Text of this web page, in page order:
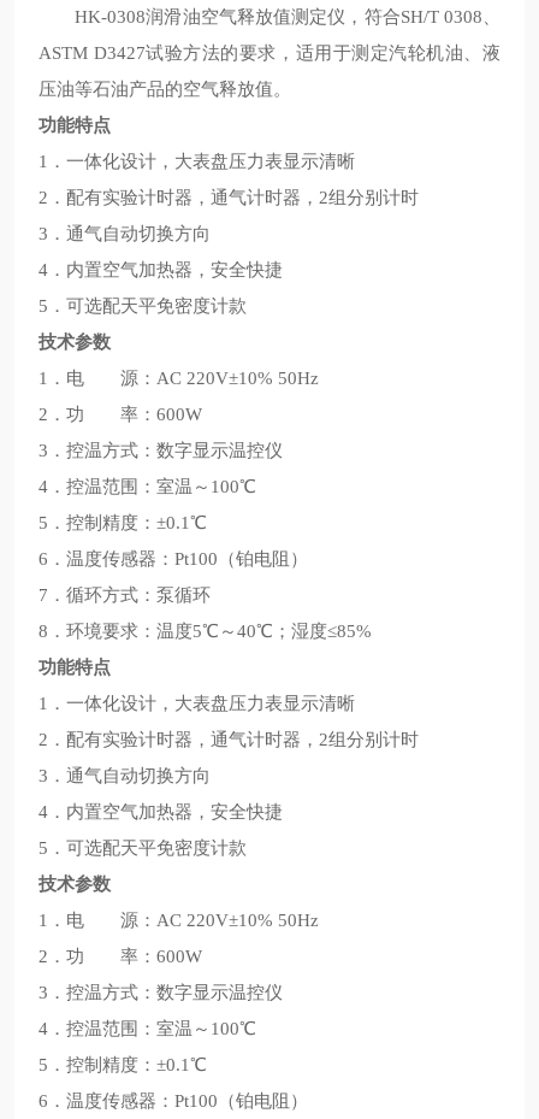
HK-0308润滑油空气释放值测定仪 ，符合SH/T 0308、
ASTM D3427试验方法的要求，适用于测定汽轮机油、液
压油等石油产品的空气释放值。
功能特点
‍‍1．一体化设计，大表盘压力表显示清晰
2．配有实验计时器，通气计时器，2组分别计时
3．通气自动切换方向
4．内置空气加热器，安全快捷
5．可选配天平免密度计款
技术参数
1．电 源：AC 220V±10% 50Hz
2．功 率：600W
3．控温方式：数字显示温控仪
4．控温范围：室温～100℃
5．控制精度：±0.1℃
6．温度传感器：Pt100（铂电阻）
7．循环方式：泵循环
8．环境要求：温度5℃～40℃；湿度≤85%
功能特点
‍‍1．一体化设计，大表盘压力表显示清晰
2．配有实验计时器，通气计时器，2组分别计时
3．通气自动切换方向
4．内置空气加热器，安全快捷
5．可选配天平免密度计款
技术参数
1．电 源：AC 220V±10% 50Hz
2．功 率：600W
3．控温方式：数字显示温控仪
4．控温范围：室温～100℃
5．控制精度：±0.1℃
6．温度传感器：Pt100（铂电阻）